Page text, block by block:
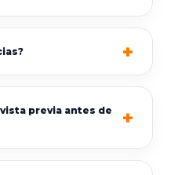
previa antes de